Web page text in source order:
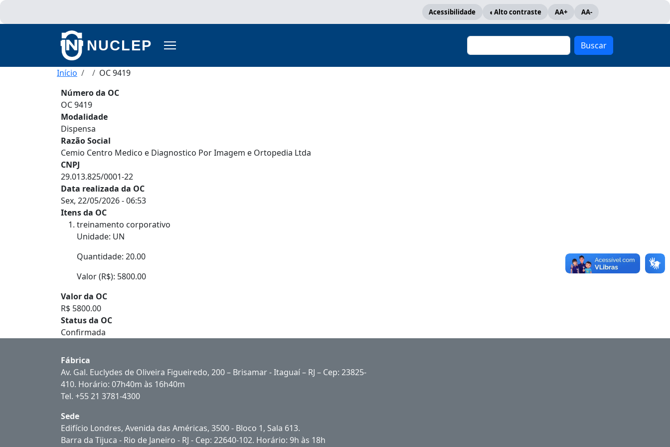
Acessibilidade Alto contraste AA+ AA-
NUCLEP
Trilha de navegação
Início
OC 9419
Número da OC
OC 9419
Modalidade
Dispensa
Razão Social
Cemio Centro Medico e Diagnostico Por Imagem e Ortopedia Ltda
CNPJ
29.013.825/0001-22
Data realizada da OC
Sex, 22/05/2026 - 06:53
Itens da OC
treinamento corporativo
Unidade: UN
Quantidade: 20.00
Valor (R$): 5800.00
Valor da OC
R$ 5800.00
Status da OC
Confirmada
Fábrica
Av. Gal. Euclydes de Oliveira Figueiredo, 200 – Brisamar - Itaguaí – RJ – Cep: 23825-
410. Horário: 07h40m às 16h40m
Tel. +55 21 3781-4300
Sede
Edifício Londres, Avenida das Américas, 3500 - Bloco 1, Sala 613.
Barra da Tijuca - Rio de Janeiro - RJ - Cep: 22640-102. Horário: 9h às 18h